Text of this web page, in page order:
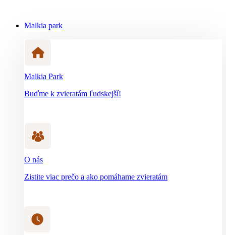
Malkia park
Malkia Park
Buďme k zvieratám ľudskejší!
O nás
Zistite viac prečo a ako pomáhame zvieratám